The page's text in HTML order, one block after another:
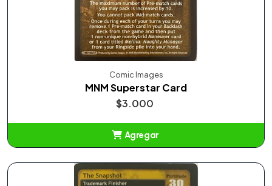
Comic Images
MNM Superstar Card
$3.000
Agregar